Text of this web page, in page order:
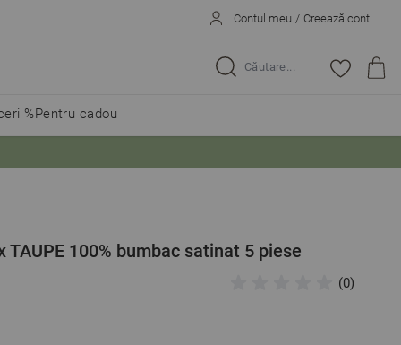
Contul meu / Creează cont
Caută...
%Pentru cadou
TAUPE 100% bumbac satinat 5 piese
(0)